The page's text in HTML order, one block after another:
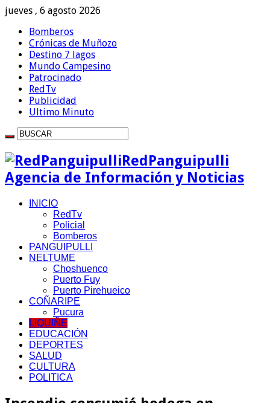
jueves , 6 agosto 2026
Bomberos
Crónicas de Muñozo
Destino 7 lagos
Mundo Campesino
Patrocinado
RedTv
Publicidad
Ultimo Minuto
RedPanguipulli
Agencia de Información y Noticias
INICIO
RedTv
Policial
Bomberos
PANGUIPULLI
NELTUME
Choshuenco
Puerto Fuy
Puerto Pirehueico
COÑARIPE
Pucura
LIQUIÑE
EDUCACIÓN
DEPORTES
SALUD
CULTURA
POLITICA